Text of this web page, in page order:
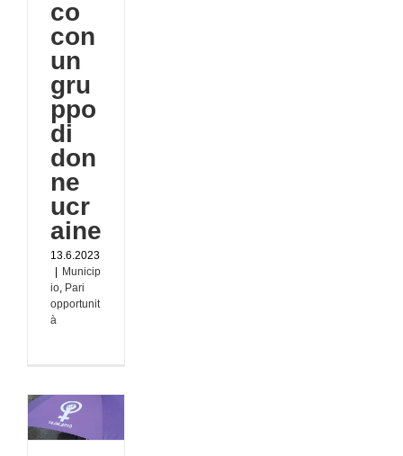
co
con
un
gru
ppo
di
don
ne
ucr
aine
13.6.2023
| Municip
io Pari
opportunit
à